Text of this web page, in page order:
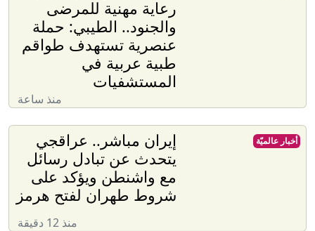
رعاية مهنية للمرضى
والجنود.. الطيبي: حملة
عنصرية تستهدف طواقم
طبية عربية في
المستشفيات
منذ ساعة
إيران مباشر.. عراقجي
يتحدث عن تبادل رسائل
مع واشنطن ويؤكد على
شروط طهران لفتح هرمز
منذ 12 دقيقة
أخبار عالميّة